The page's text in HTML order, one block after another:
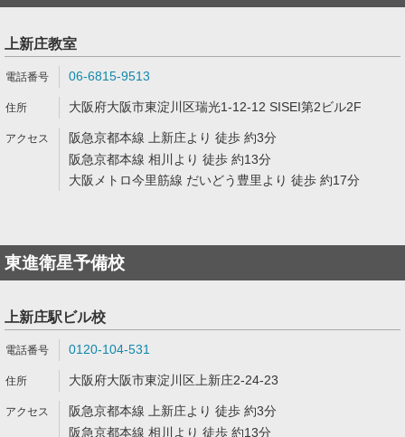
上新庄教室
06-6815-9513
大阪府大阪市東淀川区瑞光1-12-12 SISEI第2ビル2F
阪急京都本線 上新庄より 徒歩 約3分
阪急京都本線 相川より 徒歩 約13分
大阪メトロ今里筋線 だいどう豊里より 徒歩 約17分
東進衛星予備校
上新庄駅ビル校
0120-104-531
大阪府大阪市東淀川区上新庄2-24-23
阪急京都本線 上新庄より 徒歩 約3分
阪急京都本線 相川より 徒歩 約13分